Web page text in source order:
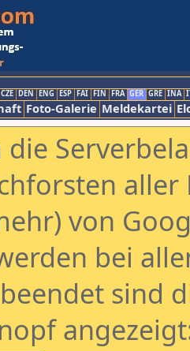
CZE DEN ENG ESP FAI FIN FRA GER GRE INA
Foto-Galerie Meldekartei
die
aller
von
bei
sind